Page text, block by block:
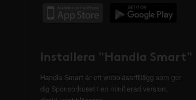
Installera "Handla Smart"
Handla Smart är ett webbläsartillägg som ger
dig Sponsorhuset i en minifierad version,